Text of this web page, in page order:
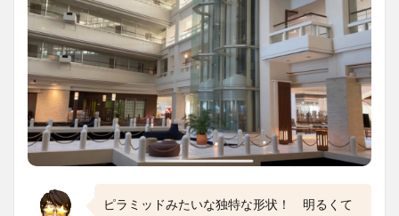
ピラミッドみたいな独特な形状！ 明るくて